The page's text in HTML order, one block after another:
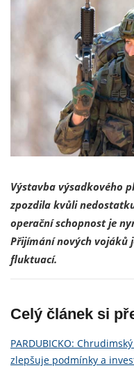
Výstavba výsadkového
zpozdila kvůli
operační schopnost je
Přijímání nových vojáků
fluktuací.
Celý článek si
PARDUBICKO:
zlepšuje podmínky a